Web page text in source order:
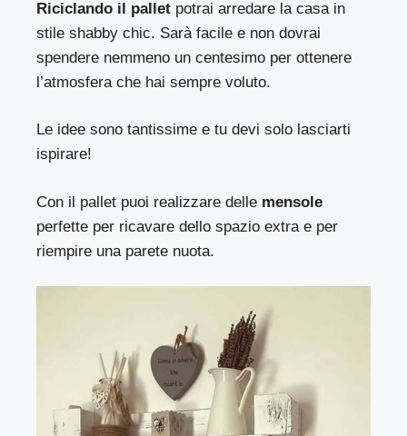
Riciclando il pallet potrai arredare la casa in
stile shabby chic. Sarà facile e non dovrai
spendere nemmeno un centesimo per ottenere
l’atmosfera che hai sempre voluto.
Le idee sono tantissime e tu devi solo lasciarti
ispirare!
Con il pallet puoi realizzare delle mensole
perfette per ricavare dello spazio extra e per
riempire una parete nuota.